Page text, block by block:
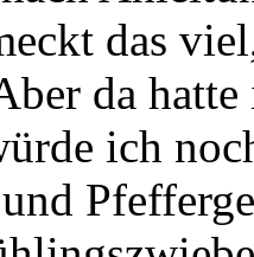
das
da
ich